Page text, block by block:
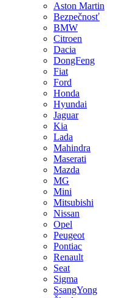
Aston Martin
Bezpečnosť
BMW
Citroen
Dacia
DongFeng
Fiat
Ford
Honda
Hyundai
Jaguar
Kia
Lada
Mahindra
Maserati
Mazda
MG
Mini
Mitsubishi
Nissan
Opel
Peugeot
Pontiac
Renault
Seat
Sigma
SsangYong